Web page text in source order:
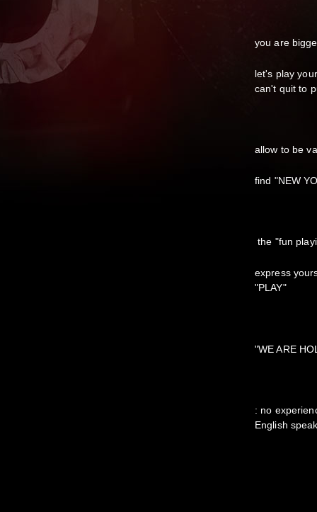
you are
let's play
can't quit to
allow to be
find "NEW
the "fun
express
"PLAY"
"WE ARE
: no
English